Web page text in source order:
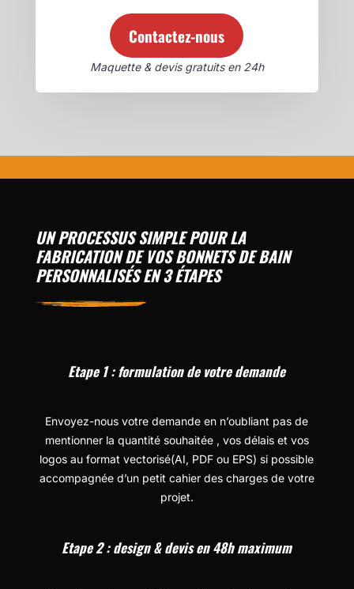
Contactez-nous
Maquette & devis gratuits en 24h
UN PROCESSUS SIMPLE POUR LA
FABRICATION DE VOS BONNETS DE BAIN
PERSONNALISÉS EN 3 ÉTAPES
Etape 1 : formulation de votre demande
Envoyez-nous votre demande en n’oubliant pas de
mentionner la quantité souhaitée , vos délais et vos
logos au format vectorisé(AI, PDF ou EPS) si possible
accompagnée d’un petit cahier des charges de votre
projet.
Etape 2 : design & devis en 48h maximum